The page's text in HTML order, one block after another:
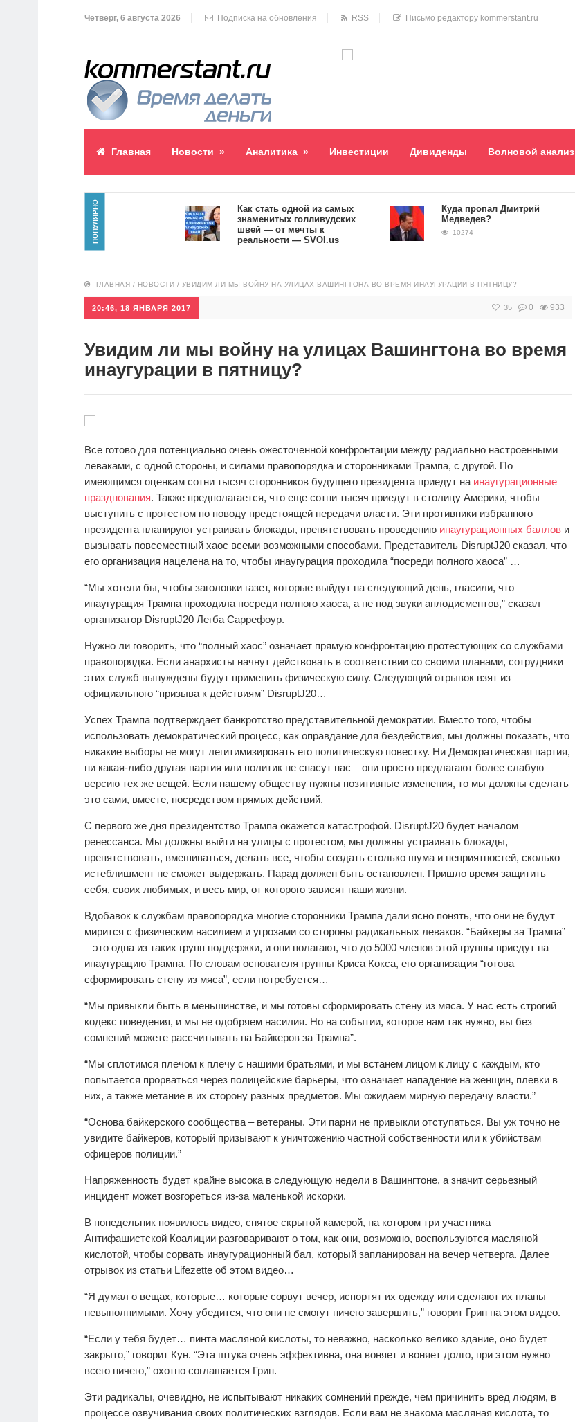
Четверг, 6 августа 2026 Подписка на обновления RSS Письмо редактору kommerstant.ru
Главная Новости » Аналитика » Инвестиции Дивиденды Волновой анализ
ПОПУЛЯРНО
Как стать одной из самых
знаменитых голливудских
швей — от мечты к
реальности — SVOI.us
10551
Куда пропал Дмитрий
Медведев?
10274
ГЛАВНАЯ / НОВОСТИ / УВИДИМ ЛИ МЫ ВОЙНУ НА УЛИЦАХ ВАШИНГТОНА ВО ВРЕМЯ ИНАУГУРАЦИИ В ПЯТНИЦУ?
20:46, 18 ЯНВАРЯ 2017 35 0 933
Увидим ли мы войну на улицах Вашингтона во время
инаугурации в пятницу?
Все готово для потенциально очень ожесточенной конфронтации между радиально настроенными
леваками, с одной стороны, и силами правопорядка и сторонниками Трампа, с другой. По
имеющимся оценкам сотни тысяч сторонников будущего президента приедут на инаугурационные
празднования. Также предполагается, что еще сотни тысяч приедут в столицу Америки, чтобы
выступить с протестом по поводу предстоящей передачи власти. Эти противники избранного
президента планируют устраивать блокады, препятствовать проведению инаугурационных баллов и
вызывать повсеместный хаос всеми возможными способами. Представитель DisruptJ20 сказал, что
его организация нацелена на то, чтобы инаугурация проходила “посреди полного хаоса” …
“Мы хотели бы, чтобы заголовки газет, которые выйдут на следующий день, гласили, что
инаугурация Трампа проходила посреди полного хаоса, а не под звуки аплодисментов,” сказал
организатор DisruptJ20 Легба Саррефоур.
Нужно ли говорить, что “полный хаос” означает прямую конфронтацию протестующих со службами
правопорядка. Если анархисты начнут действовать в соответствии со своими планами, сотрудники
этих служб вынуждены будут применить физическую силу. Следующий отрывок взят из
официального “призыва к действиям” DisruptJ20…
Успех Трампа подтверждает банкротство представительной демократии. Вместо того, чтобы
использовать демократический процесс, как оправдание для бездействия, мы должны показать, что
никакие выборы не могут легитимизировать его политическую повестку. Ни Демократическая партия,
ни какая-либо другая партия или политик не спасут нас – они просто предлагают более слабую
версию тех же вещей. Если нашему обществу нужны позитивные изменения, то мы должны сделать
это сами, вместе, посредством прямых действий.
С первого же дня президентство Трампа окажется катастрофой. DisruptJ20 будет началом
ренессанса. Мы должны выйти на улицы с протестом, мы должны устраивать блокады,
препятствовать, вмешиваться, делать все, чтобы создать столько шума и неприятностей, сколько
истеблишмент не сможет выдержать. Парад должен быть остановлен. Пришло время защитить
себя, своих любимых, и весь мир, от которого зависят наши жизни.
Вдобавок к службам правопорядка многие сторонники Трампа дали ясно понять, что они не будут
мирится с физическим насилием и угрозами со стороны радикальных леваков. “Байкеры за Трампа”
– это одна из таких групп поддержки, и они полагают, что до 5000 членов этой группы приедут на
инаугурацию Трампа. По словам основателя группы Криса Кокса, его организация “готова
сформировать стену из мяса”, если потребуется…
“Мы привыкли быть в меньшинстве, и мы готовы сформировать стену из мяса. У нас есть строгий
кодекс поведения, и мы не одобряем насилия. Но на событии, которое нам так нужно, вы без
сомнений можете рассчитывать на Байкеров за Трампа”.
“Мы сплотимся плечом к плечу с нашими братьями, и мы встанем лицом к лицу с каждым, кто
попытается прорваться через полицейские барьеры, что означает нападение на женщин, плевки в
них, а также метание в их сторону разных предметов. Мы ожидаем мирную передачу власти.”
“Основа байкерского сообщества – ветераны. Эти парни не привыкли отступаться. Вы уж точно не
увидите байкеров, который призывают к уничтожению частной собственности или к убийствам
офицеров полиции.”
Напряженность будет крайне высока в следующую недели в Вашингтоне, а значит серьезный
инцидент может возгореться из-за маленькой искорки.
В понедельник появилось видео, снятое скрытой камерой, на котором три участника
Антифашистской Коалиции разговаривают о том, как они, возможно, воспользуются масляной
кислотой, чтобы сорвать инаугурационный бал, который запланирован на вечер четверга. Далее
отрывок из статьи Lifezette об этом видео…
“Я думал о вещах, которые… которые сорвут вечер, испортят их одежду или сделают их планы
невыполнимыми. Хочу убедится, что они не смогут ничего завершить,” говорит Грин на этом видео.
“Если у тебя будет… пинта масляной кислоты, то неважно, насколько велико здание, оно будет
закрыто,” говорит Кун. “Эта штука очень эффективна, она воняет и воняет долго, при этом нужно
всего ничего,” охотно соглашается Грин.
Эти радикалы, очевидно, не испытывают никаких сомнений прежде, чем причинить вред людям, в
процессе озвучивания своих политических взглядов. Если вам не знакома масляная кислота, то